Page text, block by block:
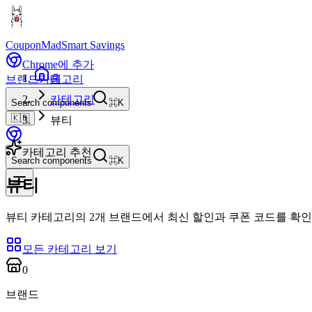
CouponMadSmart Savings
Chrome에 추가
브랜드카테고리
Search components
⌘K
🇰🇷
Search components ⌘K
홈
카테고리
뷰티
카테고리 추천
뷰티
뷰티 카테고리의 2개 브랜드에서 최신 할인과 쿠폰 코드를 확
모든 카테고리 보기
0
브랜드